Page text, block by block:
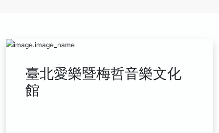
臺北愛樂暨梅哲音樂文化
館